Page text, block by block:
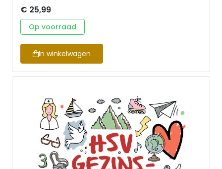
is een prachtig dagboek om je huwelijksrelatie te
verdiepen. Het dagboek bevat een bijbellezing voor
elke dag met korte uitleg en een gespreksvraag
waar echtparen samen over door kunnen praten.
Willeke Herwig-Donker is werkzaam als freelance
redacteur onder de naam Volzinnig. Ze schreef
(mee aan) diverse boeken, waaronder het
Vrouwendagboek bij de HSV. Het dagboek is
auteurs, onder wie de predikantsechtparen ds. Bert
en Inge Weerd, ds. Wilmer en Hanneke Blijdorp, ds.
Wiljan en Fransisca van Blijderveen en ds. Reint en
Laura van der Knijff.
€ 25,99
Op voorraad
In winkelwagen